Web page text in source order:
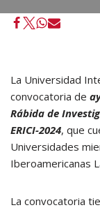
La Universidad
convocatoria de
Rábida de
ERICI-2024, que
Universidades
Iberoamericanas
La convocatoria